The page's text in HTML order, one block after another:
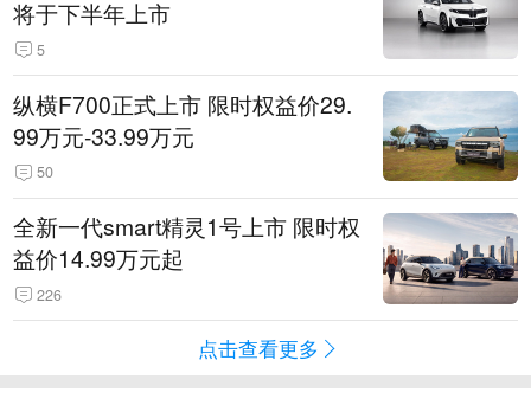
将于下半年上市
5
纵横F700正式上市 限时权益价29.
99万元-33.99万元
50
全新一代smart精灵1号上市 限时权
益价14.99万元起
226
点击查看更多